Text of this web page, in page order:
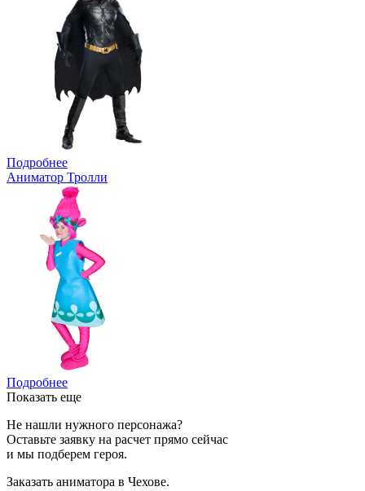
Подробнее
Аниматор Тролли
Подробнее
Показать еще
Не нашли нужного персонажа?
Оставьте заявку на расчет прямо сейчас
и мы подберем героя.
Заказать аниматора в Чехове.